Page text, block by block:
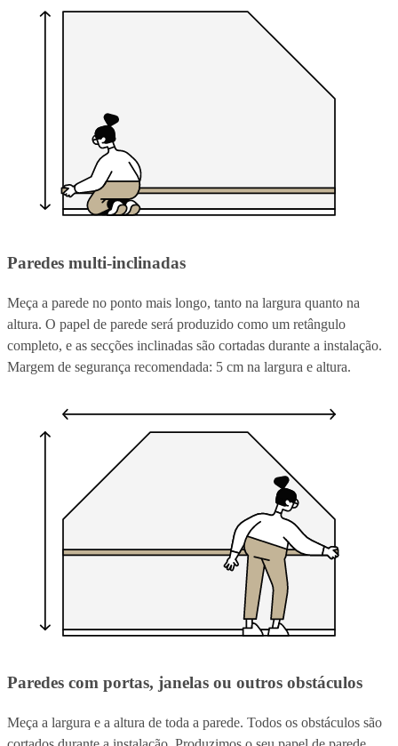
Paredes multi-inclinadas
Meça a parede no ponto mais longo, tanto na largura quanto na
altura. O papel de parede será produzido como um retângulo
completo, e as secções inclinadas são cortadas durante a instalação.
Margem de segurança recomendada: 5 cm na largura e altura.
Paredes com portas, janelas ou outros obstáculos
Meça a largura e a altura de toda a parede. Todos os obstáculos são